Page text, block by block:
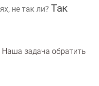
не так ли? Так
Наша задача обратить